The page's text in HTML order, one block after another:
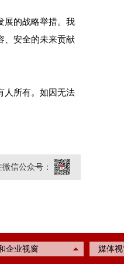
的战略举措。我
、安全的未来贡献
人所有。如因无法
微信公众号：
企业视窗 媒体